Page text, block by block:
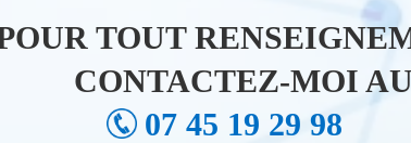
TOUT
CONTACTEZ-MOI AU
07 45 19 29 98